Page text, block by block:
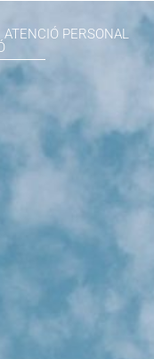
ATENCIÓ PERSONAL